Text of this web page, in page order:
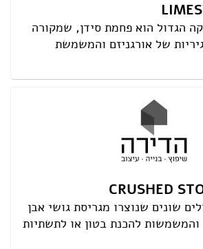
הגדול הוא פחמת סידן, שמקורה
של אורגניזם והמשמשת
שונים שנוצרו מגריסת גושי אבן
להכנת בטון או לתשתיות